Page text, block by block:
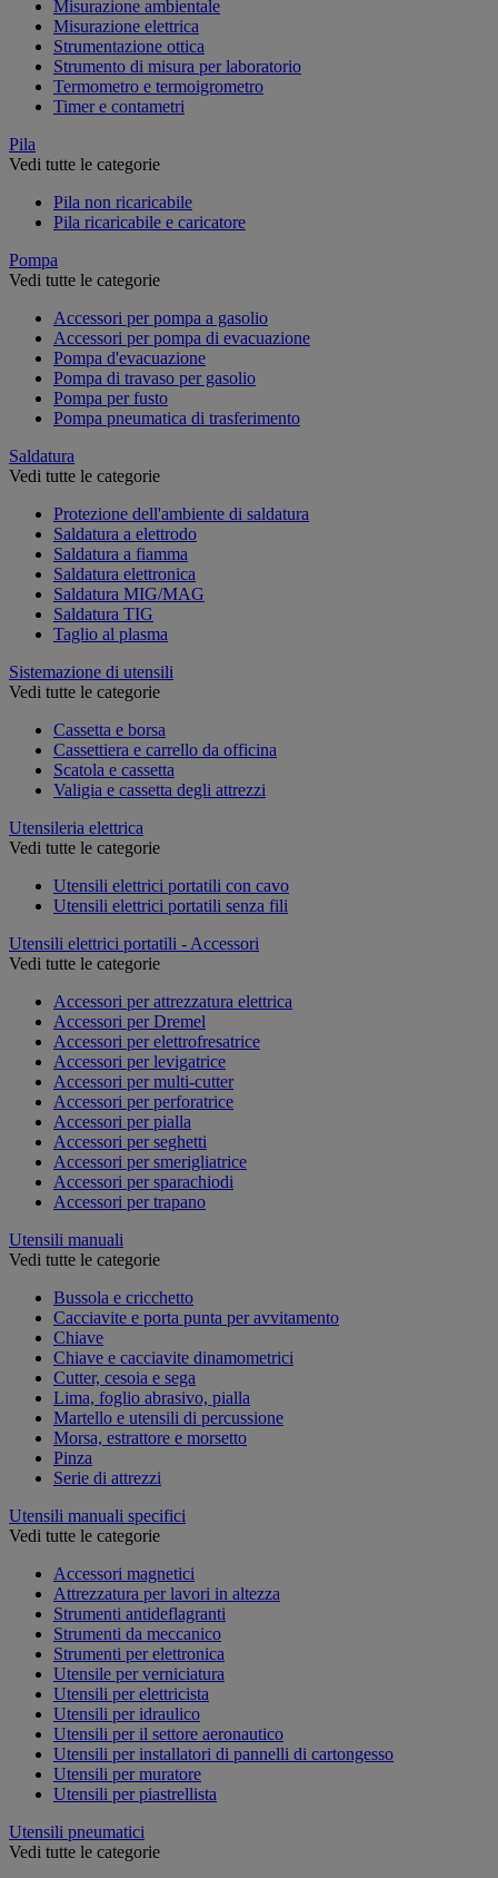
Misurazione ambientale
Misurazione elettrica
Strumentazione ottica
Strumento di misura per laboratorio
Termometro e termoigrometro
Timer e contametri
Pila
Vedi tutte le categorie
Pila non ricaricabile
Pila ricaricabile e caricatore
Pompa
Vedi tutte le categorie
Accessori per pompa a gasolio
Accessori per pompa di evacuazione
Pompa d'evacuazione
Pompa di travaso per gasolio
Pompa per fusto
Pompa pneumatica di trasferimento
Saldatura
Vedi tutte le categorie
Protezione dell'ambiente di saldatura
Saldatura a elettrodo
Saldatura a fiamma
Saldatura elettronica
Saldatura MIG/MAG
Saldatura TIG
Taglio al plasma
Sistemazione di utensili
Vedi tutte le categorie
Cassetta e borsa
Cassettiera e carrello da officina
Scatola e cassetta
Valigia e cassetta degli attrezzi
Utensileria elettrica
Vedi tutte le categorie
Utensili elettrici portatili con cavo
Utensili elettrici portatili senza fili
Utensili elettrici portatili - Accessori
Vedi tutte le categorie
Accessori per attrezzatura elettrica
Accessori per Dremel
Accessori per elettrofresatrice
Accessori per levigatrice
Accessori per multi-cutter
Accessori per perforatrice
Accessori per pialla
Accessori per seghetti
Accessori per smerigliatrice
Accessori per sparachiodi
Accessori per trapano
Utensili manuali
Vedi tutte le categorie
Bussola e cricchetto
Cacciavite e porta punta per avvitamento
Chiave
Chiave e cacciavite dinamometrici
Cutter, cesoia e sega
Lima, foglio abrasivo, pialla
Martello e utensili di percussione
Morsa, estrattore e morsetto
Pinza
Serie di attrezzi
Utensili manuali specifici
Vedi tutte le categorie
Accessori magnetici
Attrezzatura per lavori in altezza
Strumenti antideflagranti
Strumenti da meccanico
Strumenti per elettronica
Utensile per verniciatura
Utensili per elettricista
Utensili per idraulico
Utensili per il settore aeronautico
Utensili per installatori di pannelli di cartongesso
Utensili per muratore
Utensili per piastrellista
Utensili pneumatici
Vedi tutte le categorie